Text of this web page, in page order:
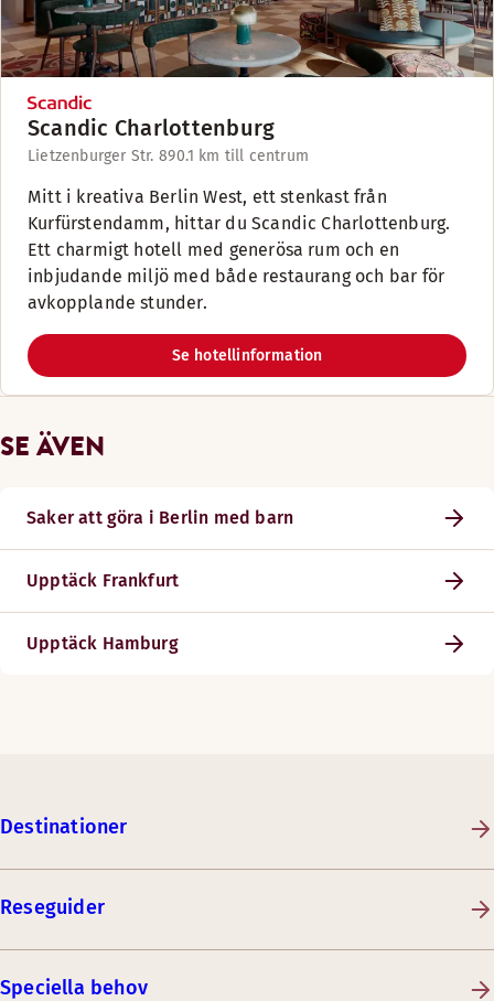
Scandic Charlottenburg
Lietzenburger Str. 890.1 km till centrum
Mitt i kreativa Berlin West, ett stenkast från
Kurfürstendamm, hittar du Scandic Charlottenburg.
Ett charmigt hotell med generösa rum och en
inbjudande miljö med både restaurang och bar för
avkopplande stunder.
Se hotellinformation
SE ÄVEN
Saker att göra i Berlin med barn
Upptäck Frankfurt
Upptäck Hamburg
Destinationer
Reseguider
Speciella behov